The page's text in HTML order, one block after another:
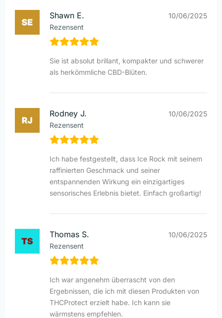
Shawn E.
Rezensent
10/06/2025
Sie ist absolut brillant, kompakter und schwerer
als herkömmliche CBD-Blüten.
Rodney J.
Rezensent
10/06/2025
Ich habe festgestellt, dass Ice Rock mit seinem
raffinierten Geschmack und seiner
entspannenden Wirkung ein einzigartiges
sensorisches Erlebnis bietet. Einfach großartig!
Thomas S.
Rezensent
10/06/2025
Ich war angenehm überrascht von den
Ergebnissen, die ich mit diesen Produkten von
THCProtect erzielt habe. Ich kann sie
wärmstens empfehlen.